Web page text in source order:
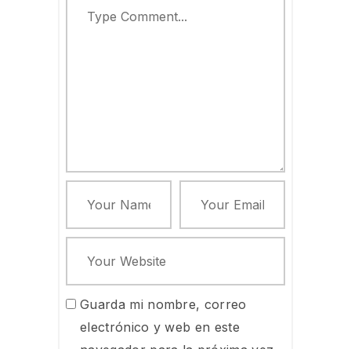
Guarda mi nombre, correo
electrónico y web en este